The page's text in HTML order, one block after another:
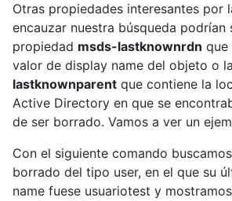
Otras propiedades interesantes por
encauzar nuestra búsqueda podrían
propiedad msds-lastknownrdn que
valor de display name del objeto o
lastknownparent que contiene la
Active Directory en que se
de ser borrado. Vamos a ver un
Con el siguiente comando
borrado del tipo user, en el que su
name fuese usuariotest y